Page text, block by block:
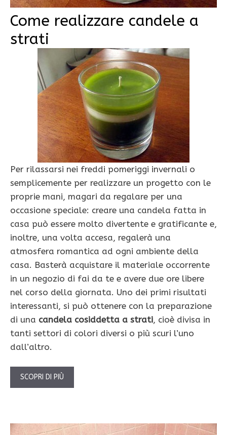
Come realizzare candele a
strati
Per rilassarsi nei freddi pomeriggi invernali o
semplicemente per realizzare un progetto con le
proprie mani, magari da regalare per una
occasione speciale: creare una candela fatta in
casa può essere molto divertente e gratificante e,
inoltre, una volta accesa, regalerà una
atmosfera romantica ad ogni ambiente della
casa. Basterà acquistare il materiale occorrente
in un negozio di fai da te e avere due ore libere
nel corso della giornata. Uno dei primi risultati
interessanti, si può ottenere con la preparazione
di una candela cosiddetta a strati, cioè divisa in
tanti settori di colori diversi o più scuri l’uno
dall’altro.
SCOPRI DI PIÙ